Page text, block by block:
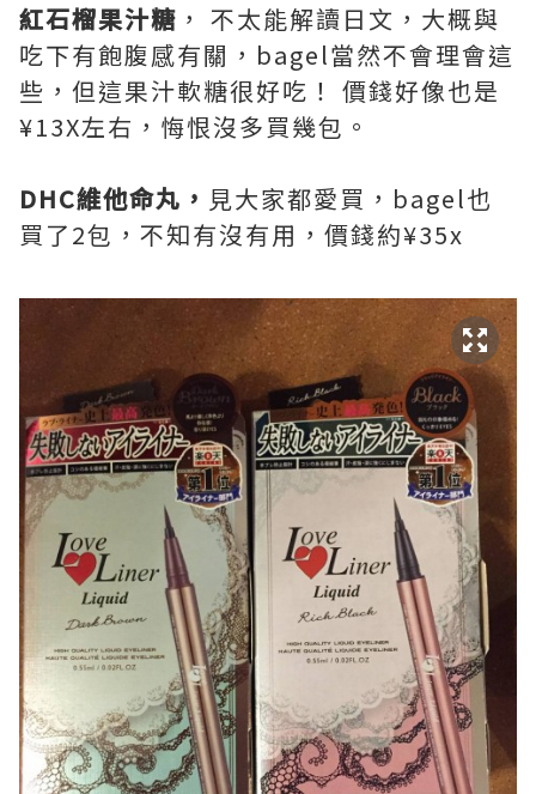
紅石榴果汁糖 ， 不太能解讀日文，大概與
吃下有飽腹感有關，bagel當然不會理會這
些，但這果汁軟糖很好吃！ 價錢好像也是
¥13X左右，悔恨沒多買幾包。
DHC維他命丸， 見大家都愛買，bagel也
買了2包，不知有沒有用，價錢約¥35x